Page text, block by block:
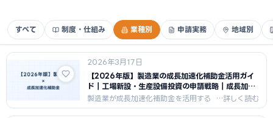
すべて 制度・仕組み 業種別 申請実務 地域別
2026年3月17日
【2026年版】製造業の成長加速化補助金活用ガイ
ド｜工場新設・生産設備投資の申請戦略｜成長加速
化補助金ナビ
製造業が成長加速化補助金を活用する
ための申請戦略を解説。工場新設・生